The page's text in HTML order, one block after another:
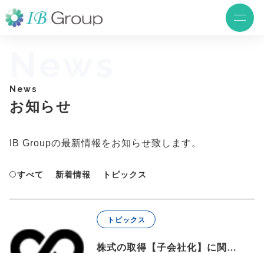
News
お知らせ
IB Groupの最新情報をお知らせ致します。
すべて 新着情報 トピックス
トピックス
株式の取得【子会社化】に関するお知らせ